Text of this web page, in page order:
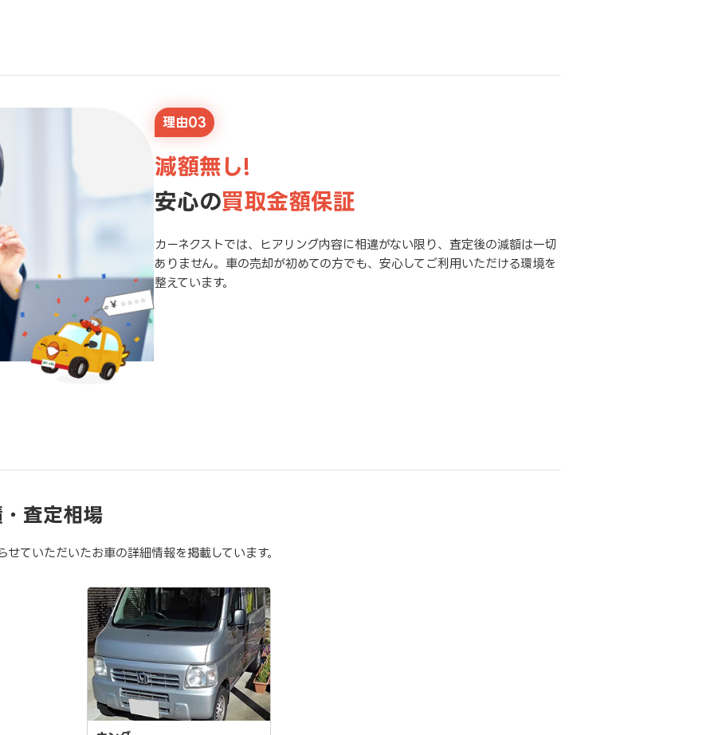
理由03
減額無し!
安心の買取金額保証
カーネクストでは、ヒアリング内容に相違がない限り、査定後の減額は一切
ありません。車の売却が初めての方でも、安心してご利用いただける環境を
整えています。
査定相場
ていただいたお車の詳細情報を掲載しています。